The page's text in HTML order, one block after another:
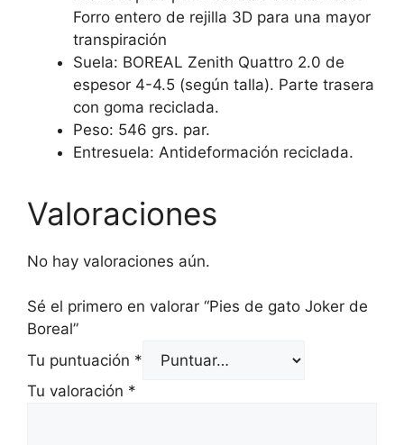
Forro entero de rejilla 3D para una mayor
transpiración
Suela: BOREAL Zenith Quattro 2.0 de
espesor 4-4.5 (según talla). Parte trasera
con goma reciclada.
Peso: 546 grs. par.
Entresuela: Antideformación reciclada.
Valoraciones
No hay valoraciones aún.
Sé el primero en valorar “Pies de gato Joker de
Boreal”
Tu puntuación *
Tu valoración *